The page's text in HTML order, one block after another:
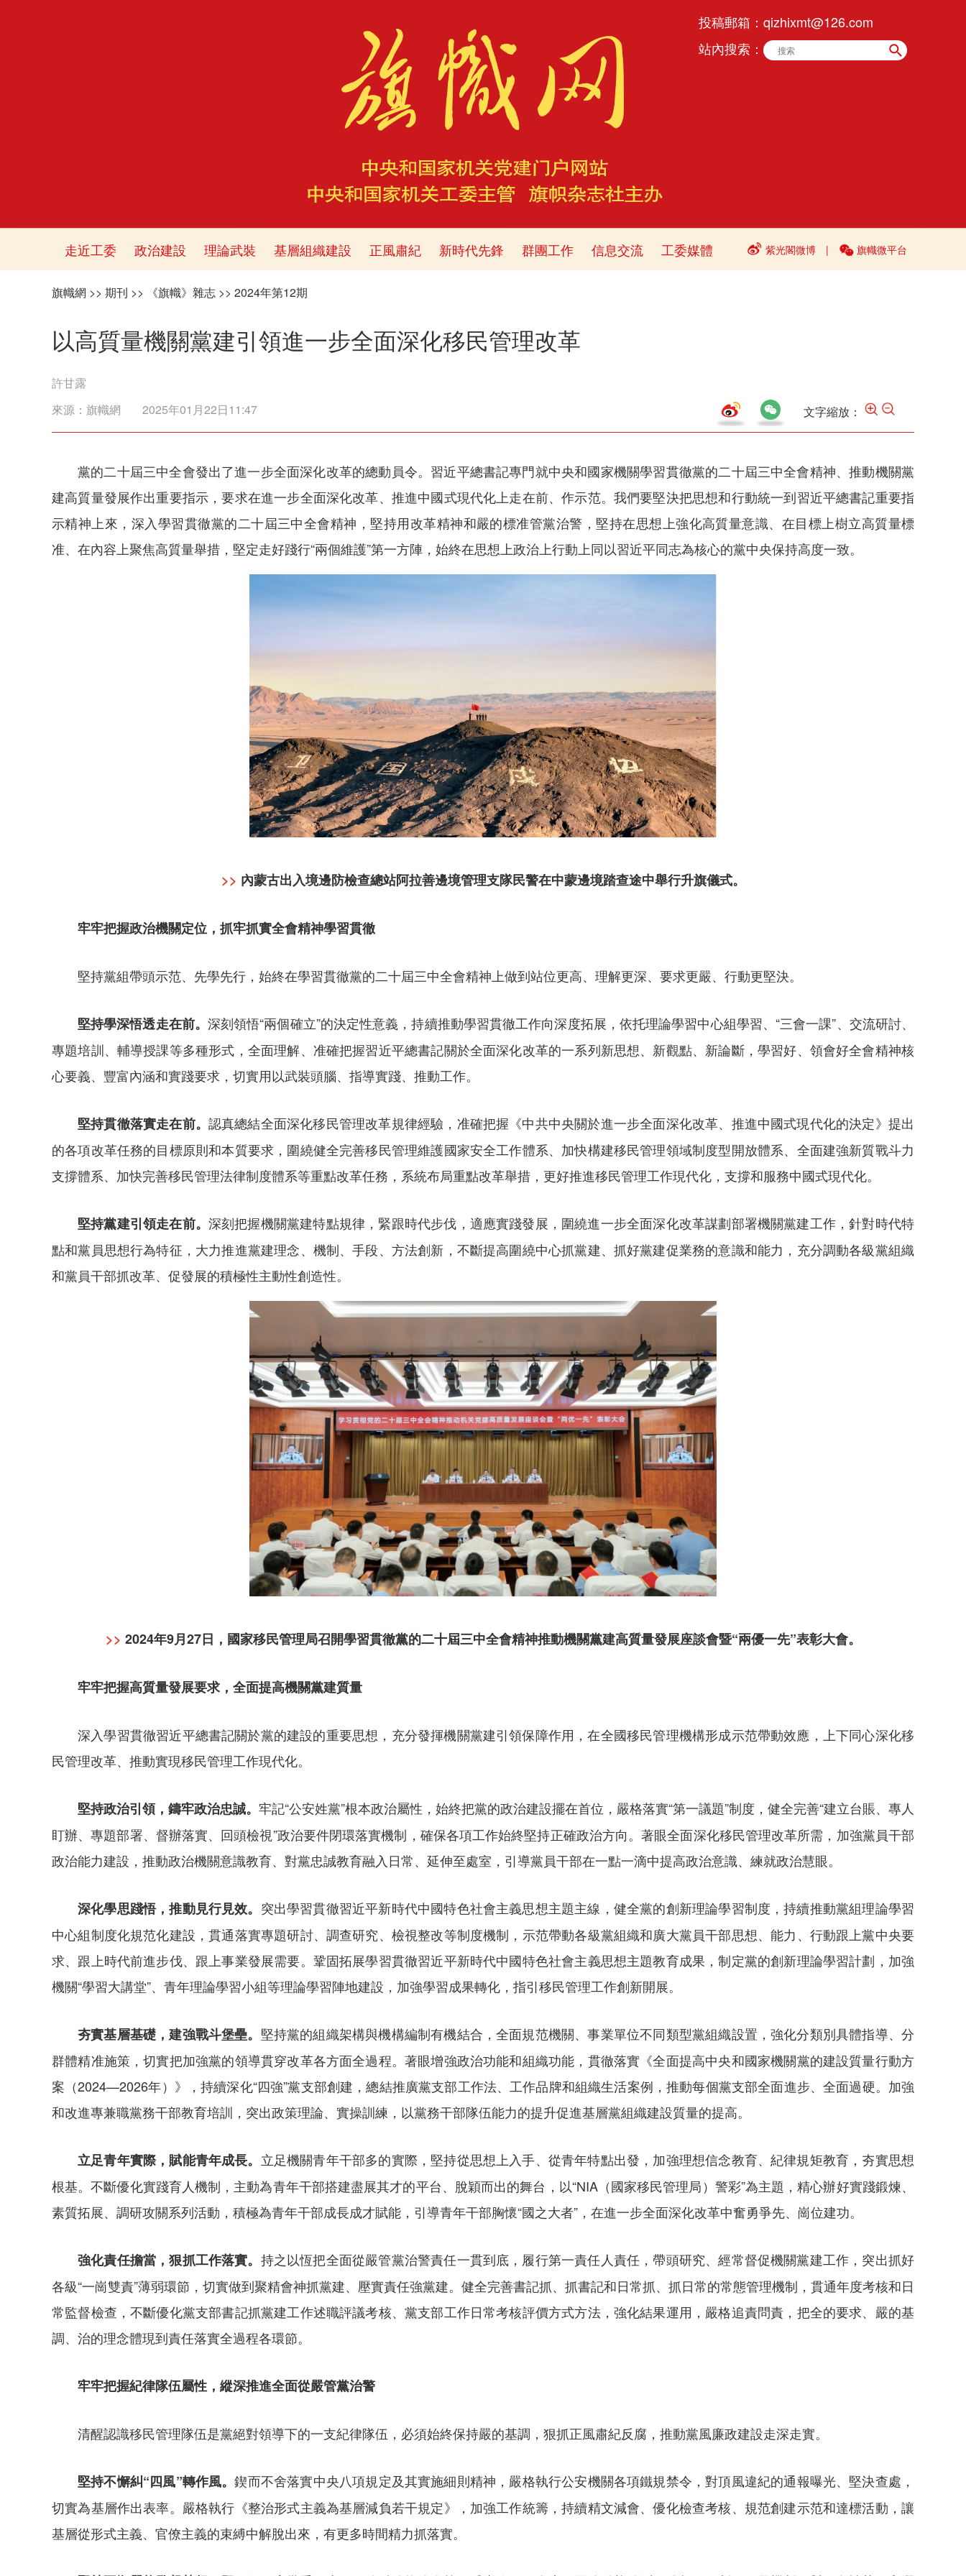
投稿郵箱： qizhixmt@126.com
站內搜索：
走近工委 政治建設 理論武裝 基層組織建設 正風肅紀 新時代先鋒 群團工作 信息交流 工委媒體 紫光閣微博 | 旗幟微平台
旗幟網 >> 期刊 >> 《旗幟》雜志 >> 2024年第12期
以高質量機關黨建引領進一步全面深化移民管理改革
許甘露
來源： 旗幟網 2025年01月22日11:47 文字縮放：
黨的二十屆三中全會發出了進一步全面深化改革的總動員令。習近平總書記專門就中央和國家機關學習貫徹黨的二十屆三中全會精神、推動機關黨
建高質量發展作出重要指示，要求在進一步全面深化改革、推進中國式現代化上走在前、作示范。我們要堅決把思想和行動統一到習近平總書記重要指
示精神上來，深入學習貫徹黨的二十屆三中全會精神，堅持用改革精神和嚴的標准管黨治警，堅持在思想上強化高質量意識、在目標上樹立高質量標
准、在內容上聚焦高質量舉措，堅定走好踐行“兩個維護”第一方陣，始終在思想上政治上行動上同以習近平同志為核心的黨中央保持高度一致。
>> 內蒙古出入境邊防檢查總站阿拉善邊境管理支隊民警在中蒙邊境踏查途中舉行升旗儀式。
牢牢把握政治機關定位，抓牢抓實全會精神學習貫徹
堅持黨組帶頭示范、先學先行，始終在學習貫徹黨的二十屆三中全會精神上做到站位更高、理解更深、要求更嚴、行動更堅決。
堅持學深悟透走在前。 深刻領悟“兩個確立”的決定性意義，持續推動學習貫徹工作向深度拓展，依托理論學習中心組學習、“三會一課”、交流研討、
專題培訓、輔導授課等多種形式，全面理解、准確把握習近平總書記關於全面深化改革的一系列新思想、新觀點、新論斷，學習好、領會好全會精神核
心要義、豐富內涵和實踐要求，切實用以武裝頭腦、指導實踐、推動工作。
堅持貫徹落實走在前。 認真總結全面深化移民管理改革規律經驗，准確把握《中共中央關於進一步全面深化改革、推進中國式現代化的決定》提出
的各項改革任務的目標原則和本質要求，圍繞健全完善移民管理維護國家安全工作體系、加快構建移民管理領域制度型開放體系、全面建強新質戰斗力
支撐體系、加快完善移民管理法律制度體系等重點改革任務，系統布局重點改革舉措，更好推進移民管理工作現代化，支撐和服務中國式現代化。
堅持黨建引領走在前。 深刻把握機關黨建特點規律，緊跟時代步伐，適應實踐發展，圍繞進一步全面深化改革謀劃部署機關黨建工作，針對時代特
點和黨員思想行為特征，大力推進黨建理念、機制、手段、方法創新，不斷提高圍繞中心抓黨建、抓好黨建促業務的意識和能力，充分調動各級黨組織
和黨員干部抓改革、促發展的積極性主動性創造性。
>> 2024年9月27日，國家移民管理局召開學習貫徹黨的二十屆三中全會精神推動機關黨建高質量發展座談會暨“兩優一先”表彰大會。
牢牢把握高質量發展要求，全面提高機關黨建質量
深入學習貫徹習近平總書記關於黨的建設的重要思想，充分發揮機關黨建引領保障作用，在全國移民管理機構形成示范帶動效應，上下同心深化移
民管理改革、推動實現移民管理工作現代化。
堅持政治引領，鑄牢政治忠誠。 牢記“公安姓黨”根本政治屬性，始終把黨的政治建設擺在首位，嚴格落實“第一議題”制度，健全完善“建立台賬、專人
盯辦、專題部署、督辦落實、回頭檢視”政治要件閉環落實機制，確保各項工作始終堅持正確政治方向。著眼全面深化移民管理改革所需，加強黨員干部
政治能力建設，推動政治機關意識教育、對黨忠誠教育融入日常、延伸至處室，引導黨員干部在一點一滴中提高政治意識、練就政治慧眼。
深化學思踐悟，推動見行見效。 突出學習貫徹習近平新時代中國特色社會主義思想主題主線，健全黨的創新理論學習制度，持續推動黨組理論學習
中心組制度化規范化建設，貫通落實專題研討、調查研究、檢視整改等制度機制，示范帶動各級黨組織和廣大黨員干部思想、能力、行動跟上黨中央要
求、跟上時代前進步伐、跟上事業發展需要。鞏固拓展學習貫徹習近平新時代中國特色社會主義思想主題教育成果，制定黨的創新理論學習計劃，加強
機關“學習大講堂”、青年理論學習小組等理論學習陣地建設，加強學習成果轉化，指引移民管理工作創新開展。
夯實基層基礎，建強戰斗堡壘。 堅持黨的組織架構與機構編制有機結合，全面規范機關、事業單位不同類型黨組織設置，強化分類別具體指導、分
群體精准施策，切實把加強黨的領導貫穿改革各方面全過程。著眼增強政治功能和組織功能，貫徹落實《全面提高中央和國家機關黨的建設質量行動方
案（2024—2026年）》，持續深化“四強”黨支部創建，總結推廣黨支部工作法、工作品牌和組織生活案例，推動每個黨支部全面進步、全面過硬。加強
和改進專兼職黨務干部教育培訓，突出政策理論、實操訓練，以黨務干部隊伍能力的提升促進基層黨組織建設質量的提高。
立足青年實際，賦能青年成長。 立足機關青年干部多的實際，堅持從思想上入手、從青年特點出發，加強理想信念教育、紀律規矩教育，夯實思想
根基。不斷優化實踐育人機制，主動為青年干部搭建盡展其才的平台、脫穎而出的舞台，以“NIA（國家移民管理局）警彩”為主題，精心辦好實踐鍛煉、
素質拓展、調研攻關系列活動，積極為青年干部成長成才賦能，引導青年干部胸懷“國之大者”，在進一步全面深化改革中奮勇爭先、崗位建功。
強化責任擔當，狠抓工作落實。 持之以恆把全面從嚴管黨治警責任一貫到底，履行第一責任人責任，帶頭研究、經常督促機關黨建工作，突出抓好
各級“一崗雙責”薄弱環節，切實做到聚精會神抓黨建、壓實責任強黨建。健全完善書記抓、抓書記和日常抓、抓日常的常態管理機制，貫通年度考核和日
常監督檢查，不斷優化黨支部書記抓黨建工作述職評議考核、黨支部工作日常考核評價方式方法，強化結果運用，嚴格追責問責，把全的要求、嚴的基
調、治的理念體現到責任落實全過程各環節。
牢牢把握紀律隊伍屬性，縱深推進全面從嚴管黨治警
清醒認識移民管理隊伍是黨絕對領導下的一支紀律隊伍，必須始終保持嚴的基調，狠抓正風肅紀反腐，推動黨風廉政建設走深走實。
堅持不懈糾“四風”轉作風。鍥而不舍落實中央八項規定及其實施細則精神，嚴格執行公安機關各項鐵規禁令，對頂風違紀的通報曝光、堅決查處，
切實為基層作出表率。嚴格執行《整治形式主義為基層減負若干規定》，加強工作統籌，持續精文減會、優化檢查考核、規范創建示范和達標活動，讓
基層從形式主義、官僚主義的束縛中解脫出來，有更多時間精力抓落實。